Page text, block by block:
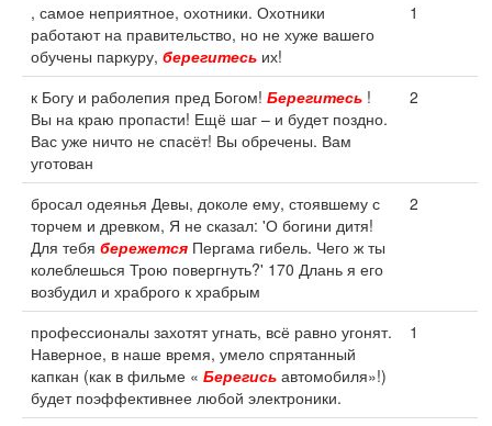
, самое неприятное, охотники. Охотники
работают на правительство, но не хуже вашего
обучены паркуру, берегитесь их!
1
к Богу и раболепия пред Богом! Берегитесь !
Вы на краю пропасти! Ещё шаг – и будет поздно.
Вас уже ничто не спасёт! Вы обречены. Вам
уготован
2
бросал одеянья Девы, доколе ему, стоявшему с
торчем и древком, Я не сказал: 'О богини дитя!
Для тебя бережется Пергама гибель. Чего ж ты
колеблешься Трою повергнуть?' 170 Длань я его
возбудил и храброго к храбрым
2
профессионалы захотят угнать, всё равно угонят.
Наверное, в наше время, умело спрятанный
капкан (как в фильме « Берегись автомобиля»!)
будет поэффективнее любой электроники.
1